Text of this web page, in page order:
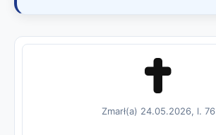
Zmarł(a) 24.05.2026, l. 76